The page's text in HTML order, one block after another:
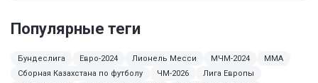
Популярные теги
Бундеслига Евро-2024 Лионель Месси МЧМ-2024
ММА
Сборная Казахстана по футболу
ЧМ-2026
Лига Европы